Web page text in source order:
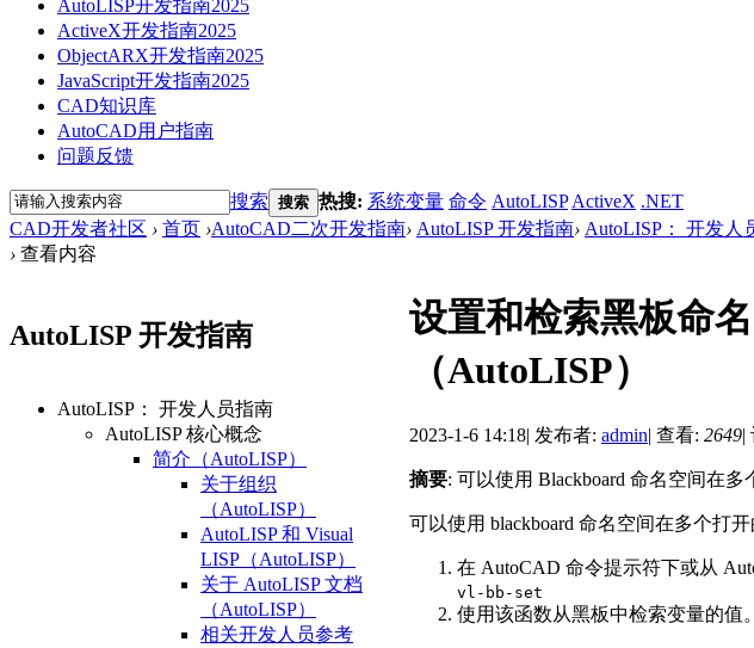
AutoLISP开发指南2025
ActiveX开发指南2025
ObjectARX开发指南2025
JavaScript开发指南2025
CAD知识库
AutoCAD用户指南
问题反馈
搜索 搜索 热搜: 系统变量 命令 AutoLISP ActiveX .NET
CAD开发者社区 › 首页 ›AutoCAD二次开发指南› AutoLISP 开发指南› AutoLISP： 开发人
› 查看内容
AutoLISP 开发指南
AutoLISP： 开发人员指南
AutoLISP 核心概念
简介（AutoLISP）
关于组织
（AutoLISP）
AutoLISP 和 Visual
LISP（AutoLISP）
关于 AutoLISP 文档
（AutoLISP）
相关开发人员参考
设置和检索黑板命
（AutoLISP）
2023-1-6 14:18| 发布者: admin| 查看: 2649|
摘要: 可以使用 Blackboard 命名空间在
可以使用 blackboard 命名空间在多个打
在 AutoCAD 命令提示符下或从
vl-bb-set
使用该函数从黑板中检索变量的值。